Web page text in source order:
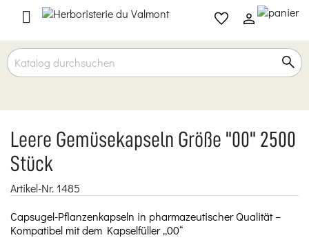

Leere Gemüsekapseln Größe "00" 2500
Stück
Artikel-Nr.1485
Capsugel-Pflanzenkapseln in pharmazeutischer Qualität –
Kompatibel mit dem Kapselfüller „00“